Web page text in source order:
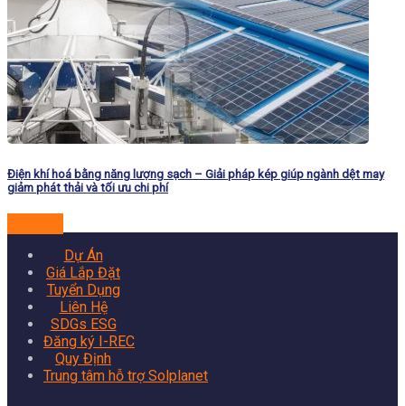
Điện khí hoá bằng năng lượng sạch – Giải pháp kép giúp ngành dệt may
giảm phát thải và tối ưu chi phí
Dự Án
Giá Lắp Đặt
Tuyển Dụng
Liên Hệ
SDGs ESG
Đăng ký I-REC
Quy Định
Trung tâm hỗ trợ Solplanet